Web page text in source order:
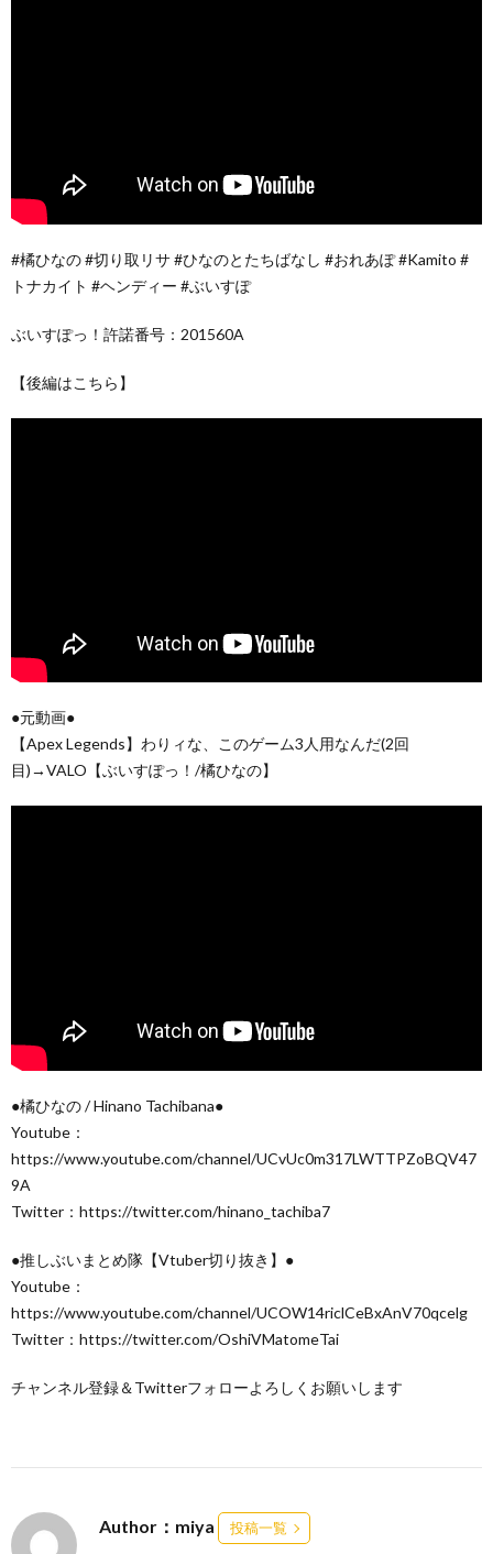
#橘ひなの #切り取リサ #ひなのとたちばなし #おれあぽ #Kamito #
トナカイト #ヘンディー #ぶいすぽ
ぶいすぽっ！許諾番号：201560A
【後編はこちら】
●元動画●
【Apex Legends】わりィな、このゲーム3人用なんだ(2回
目)→VALO【ぶいすぽっ！/橘ひなの】
●橘ひなの / Hinano Tachibana●
Youtube：
https://www.youtube.com/channel/UCvUc0m317LWTTPZoBQV47
9A
Twitter：https://twitter.com/hinano_tachiba7
●推しぶいまとめ隊【Vtuber切り抜き】●
Youtube：
https://www.youtube.com/channel/UCOW14riclCeBxAnV70qcelg
Twitter：https://twitter.com/OshiVMatomeTai
チャンネル登録＆Twitterフォローよろしくお願いします
Author：miya 投稿一覧